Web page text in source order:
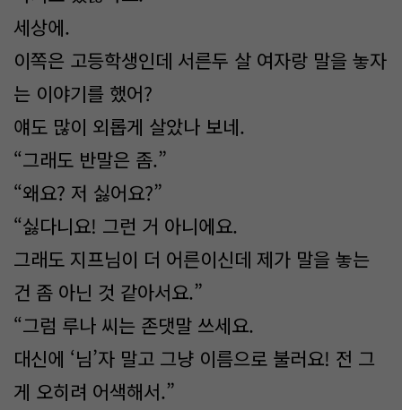
세상에.
이쪽은 고등학생인데 서른두 살 여자랑 말을 놓자
는 이야기를 했어?
얘도 많이 외롭게 살았나 보네.
“그래도 반말은 좀.”
“왜요? 저 싫어요?”
“싫다니요! 그런 거 아니에요.
그래도 지프님이 더 어른이신데 제가 말을 놓는
건 좀 아닌 것 같아서요.”
“그럼 루나 씨는 존댓말 쓰세요.
대신에 ‘님’자 말고 그냥 이름으로 불러요! 전 그
게 오히려 어색해서.”